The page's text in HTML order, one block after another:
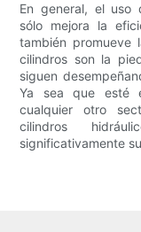
En general, el uso
sólo mejora la
también promueve
cilindros son la
siguen
Ya sea que esté
cualquier otro
cilindros
significativamente